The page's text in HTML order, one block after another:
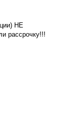
НЕ
рассрочку!!!